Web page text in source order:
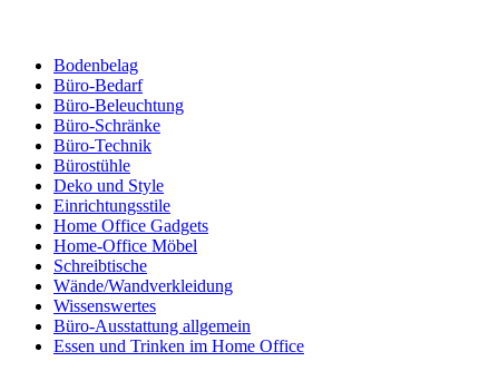
Bodenbelag
Büro-Bedarf
Büro-Beleuchtung
Büro-Schränke
Büro-Technik
Bürostühle
Deko und Style
Einrichtungsstile
Home Office Gadgets
Home-Office Möbel
Schreibtische
Wände/Wandverkleidung
Wissenswertes
Büro-Ausstattung allgemein
Essen und Trinken im Home Office